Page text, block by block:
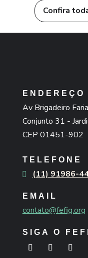
Confira
ENDEREÇO
Av Brigadeiro
Conjunto 31 -
CEP 01451-902
TELEFONE
(11) 91986-
EMAIL
contato@fefig.org
SIGA O